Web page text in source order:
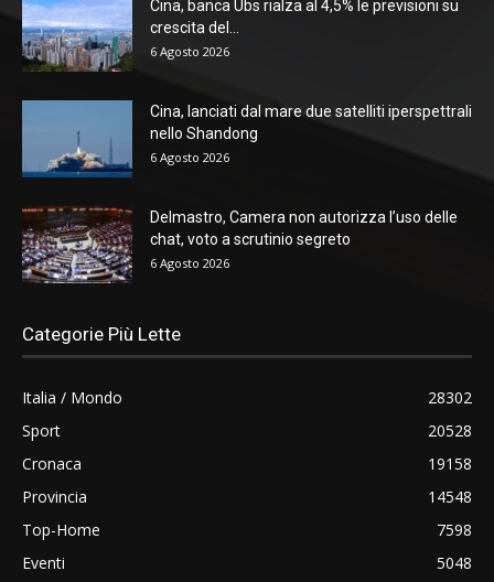
Cina, banca Ubs rialza al 4,5% le previsioni su
crescita del...
6 Agosto 2026
Cina, lanciati dal mare due satelliti iperspettrali
nello Shandong
6 Agosto 2026
Delmastro, Camera non autorizza l’uso delle
chat, voto a scrutinio segreto
6 Agosto 2026
Categorie Più Lette
Italia / Mondo
28302
Sport
20528
Cronaca
19158
Provincia
14548
Top-Home
7598
Eventi
5048